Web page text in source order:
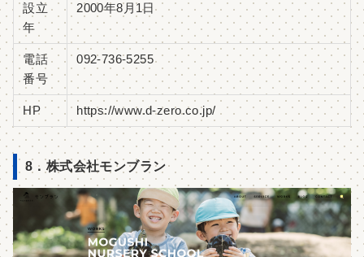
設立
年
2000年8月1日
電話
番号
092-736-5255
HP https://www.d-zero.co.jp/
8．株式会社モンブラン